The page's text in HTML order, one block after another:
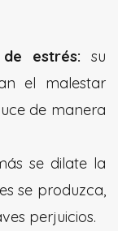
estrés: su
el malestar
de manera
se dilate la
se produzca,
perjuicios.